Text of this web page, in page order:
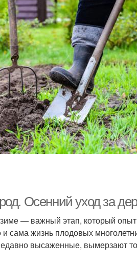
Осенний уход за
— важный этап, который
сама жизнь плодовых
высаженные, вымерзают